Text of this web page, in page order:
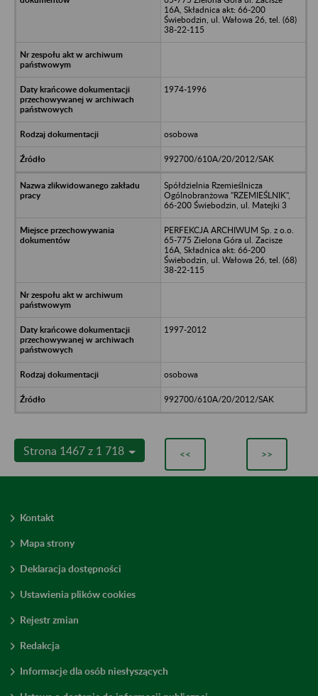
16A, Składnica akt: 66-200
Świebodzin, ul. Wałowa 26, tel. (68)
38-22-115
1974-1996
osobowa
992700/610A/20/2012/SAK
Spółdzielnia Rzemieślnicza
Ogólnobranżowa "RZEMIEŚLNIK",
66-200 Świebodzin, ul. Matejki 3
PERFEKCJA ARCHIWUM Sp. z o.o.
65-775 Zielona Góra ul. Zacisze
16A, Składnica akt: 66-200
Świebodzin, ul. Wałowa 26, tel. (68)
38-22-115
1997-2012
osobowa
992700/610A/20/2012/SAK
Strona 1467 z 1 718 << >>
Kontakt
Mapa strony
Deklaracja dostępności
Ustawienia plików cookies
Rejestr zmian
Redakcja
Informacje dla osób niesłyszących